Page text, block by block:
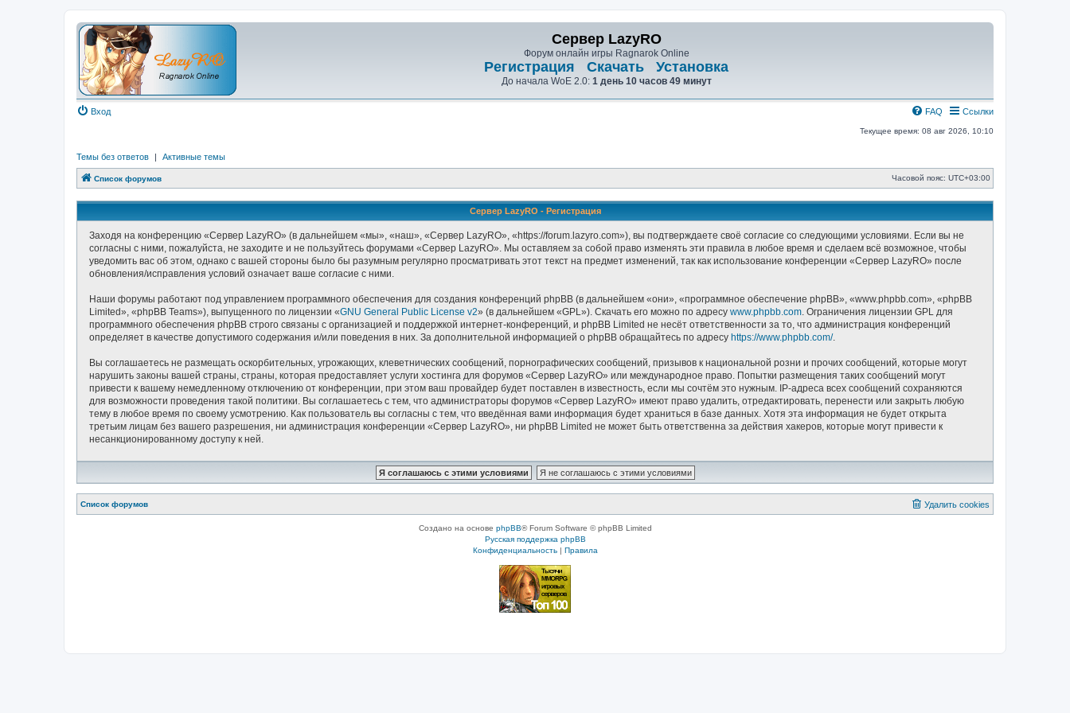
Сервер LazyRO
Форум онлайн игры Ragnarok Online
Регистрация Скачать Установка
До начала WoE 2.0: 1 день 10 часов 49 минут
Вход Ссылки
FAQ
Текущее время: 08 авг 2026, 10:10
Темы без ответов | Активные темы
Список форумов Часовой пояс: UTC+03:00
Сервер LazyRO - Регистрация
Заходя на конференцию «Сервер LazyRO» (в дальнейшем «мы», «наш», «Сервер LazyRO», «https://forum.lazyro.com»), вы подтверждаете своё согласие со следующими условиями. Если вы не
согласны с ними, пожалуйста, не заходите и не пользуйтесь форумами «Сервер LazyRO». Мы оставляем за собой право изменять эти правила в любое время и сделаем всё возможное, чтобы
уведомить вас об этом, однако с вашей стороны было бы разумным регулярно просматривать этот текст на предмет изменений, так как использование конференции «Сервер LazyRO» после
обновления/исправления условий означает ваше согласие с ними.
Наши форумы работают под управлением программного обеспечения для создания конференций phpBB (в дальнейшем «они», «программное обеспечение phpBB», «www.phpbb.com», «phpBB
Limited», «phpBB Teams»), выпущенного по лицензии «GNU General Public License v2» (в дальнейшем «GPL»). Скачать его можно по адресу www.phpbb.com. Ограничения лицензии GPL для
программного обеспечения phpBB строго связаны с организацией и поддержкой интернет-конференций, и phpBB Limited не несёт ответственности за то, что администрация конференций
определяет в качестве допустимого содержания и/или поведения в них. За дополнительной информацией о phpBB обращайтесь по адресу https://www.phpbb.com/.
Вы соглашаетесь не размещать оскорбительных, угрожающих, клеветнических сообщений, порнографических сообщений, призывов к национальной розни и прочих сообщений, которые могут
нарушить законы вашей страны, страны, которая предоставляет услуги хостинга для форумов «Сервер LazyRO» или международное право. Попытки размещения таких сообщений могут
привести к вашему немедленному отключению от конференции, при этом ваш провайдер будет поставлен в известность, если мы сочтём это нужным. IP-адреса всех сообщений сохраняются
для возможности проведения такой политики. Вы соглашаетесь с тем, что администраторы форумов «Сервер LazyRO» имеют право удалить, отредактировать, перенести или закрыть любую
тему в любое время по своему усмотрению. Как пользователь вы согласны с тем, что введённая вами информация будет храниться в базе данных. Хотя эта информация не будет открыта
третьим лицам без вашего разрешения, ни администрация конференции «Сервер LazyRO», ни phpBB Limited не может быть ответственна за действия хакеров, которые могут привести к
несанкционированному доступу к ней.
Список форумов Удалить cookies
Создано на основе phpBB® Forum Software © phpBB Limited
Русская поддержка phpBB
Конфиденциальность| Правила